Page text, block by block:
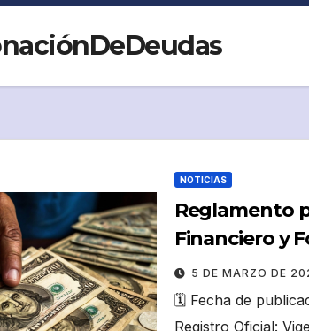
NOTICIAS
Reglamento
Financiero y
Económico
5 DE MARZO DE
🗓️ Fecha de
Registro Oficial: